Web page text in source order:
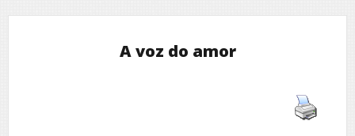
A voz do amor